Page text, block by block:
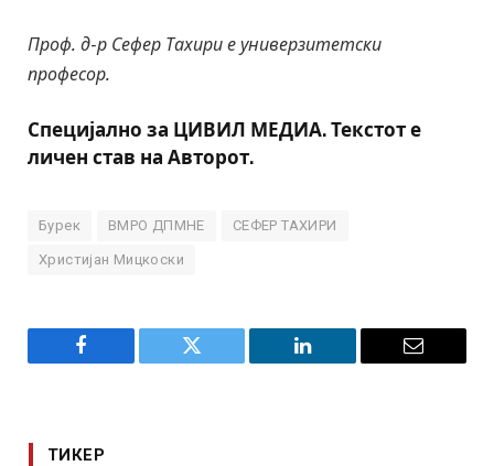
Проф. д-р Сефер Тахири е универзитетски
професор.
Специјално за ЦИВИЛ МЕДИА. Текстот е
личен став на Авторот.
Бурек ВМРО ДПМНЕ СЕФЕР ТАХИРИ
Христијан Мицкоски
Facebook Twitter LinkedIn Email
ТИКЕР